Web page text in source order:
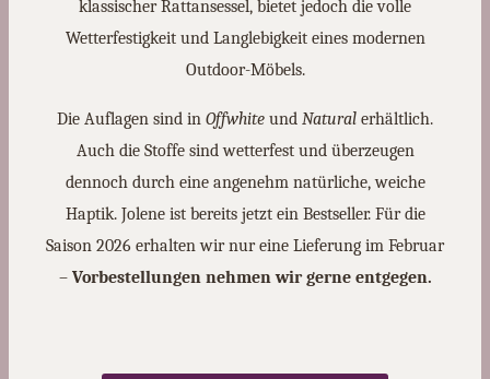
klassischer Rattansessel, bietet jedoch die volle
Wetterfestigkeit und Langlebigkeit eines modernen
Outdoor-Möbels.
Die Auflagen sind in Offwhite und Natural erhältlich.
Auch die Stoffe sind wetterfest und überzeugen
dennoch durch eine angenehm natürliche, weiche
Haptik. Jolene ist bereits jetzt ein Bestseller. Für die
Saison 2026 erhalten wir nur eine Lieferung im Februar
– Vorbestellungen nehmen wir gerne entgegen.